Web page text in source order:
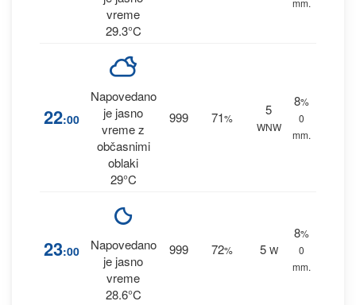
vreme
29.3°C
mm.
22:00
Napovedano
je jasno
vreme z
občasnimi
oblaki
29°C
999 71%
5
WNW
8%
0
mm.
23:00
Napovedano
je jasno
vreme
28.6°C
999 72% 5 W
8%
0
mm.